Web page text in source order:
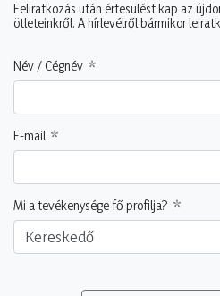
Feliratkozás után értesülést kap az
ötleteinkről. A hírlevélről bármikor
Név / Cégnév
E-mail
Mi a tevékenysége fő profilja?
Kereskedő